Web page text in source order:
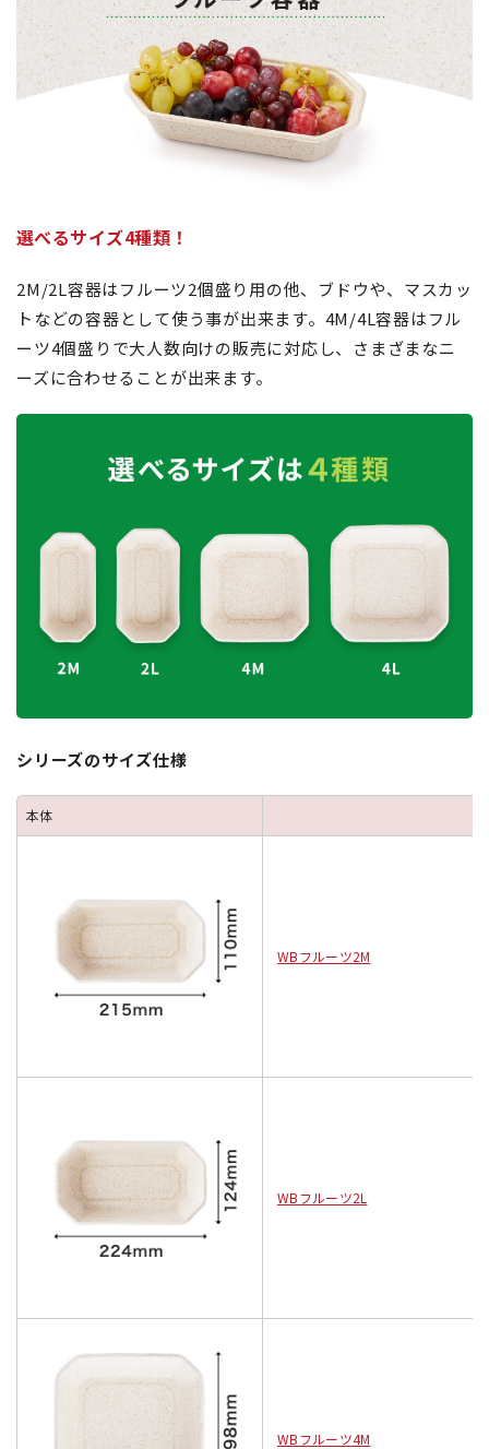
選べるサイズ4種類！
2M/2L容器はフルーツ2個盛り用の他、ブドウや、マスカッ
トなどの容器として使う事が出来ます。4M/4L容器はフル
ーツ4個盛りで大人数向けの販売に対応し、さまざまなニ
ーズに合わせることが出来ます。
シリーズのサイズ仕様
本体
WBフルーツ2M
WBフルーツ2L
WBフルーツ4M